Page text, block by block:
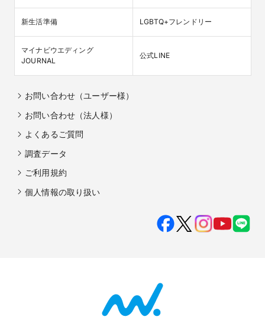
新生活準備 LGBTQ+フレンドリー
マイナビウエディング
JOURNAL
公式LINE
お問い合わせ（ユーザー様）
お問い合わせ（法人様）
よくあるご質問
調査データ
ご利用規約
個人情報の取り扱い